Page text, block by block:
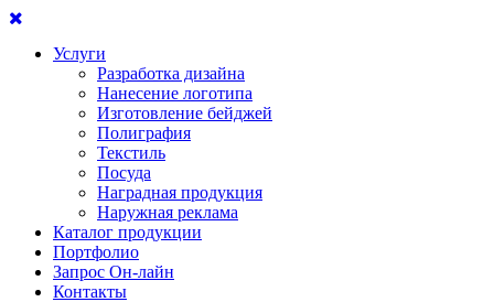
Услуги
Разработка дизайна
Нанесение логотипа
Изготовление бейджей
Полиграфия
Текстиль
Посуда
Наградная продукция
Наружная реклама
Каталог продукции
Портфолио
Запрос Он-лайн
Контакты